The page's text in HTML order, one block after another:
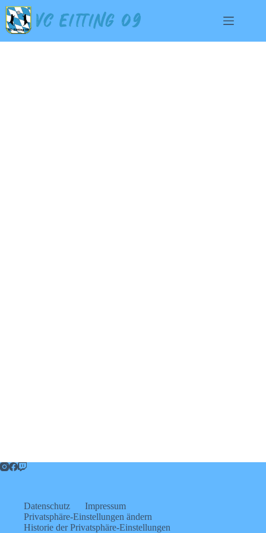
Datenschutz
Impressum
Privatsphäre-Einstellungen ändern
Historie der Privatsphäre-Einstellungen